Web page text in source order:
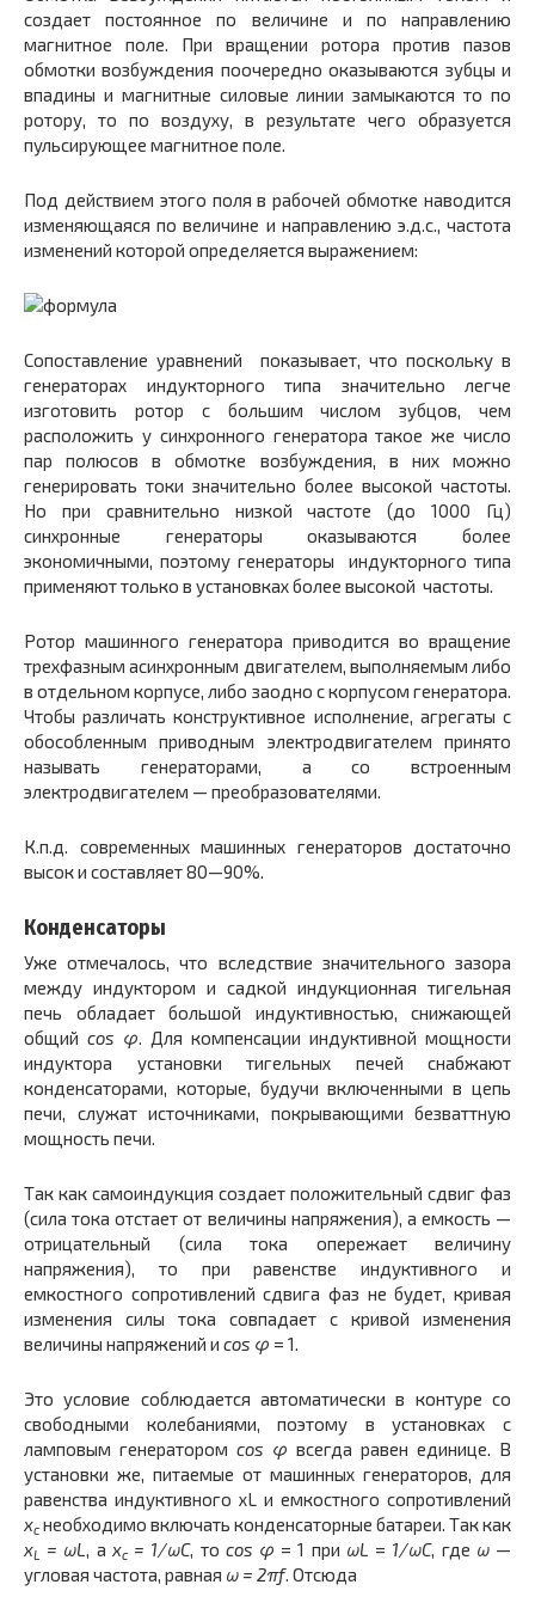
создает постоянное по величине и по направлению
магнитное поле. При вращении ротора против пазов
обмотки возбуждения поочередно оказываются зубцы и
впадины и магнитные силовые линии замыкаются то по
ротору, то по воздуху, в результате чего образуется
пульсирующее магнитное поле.
Под действием этого поля в рабочей обмотке наводится
изменяющаяся по величине и направлению э.д.с., частота
изменений которой определяется выражением:
Сопоставление уравнений показывает, что поскольку в
генераторах индукторного типа значительно легче
изготовить ротор с большим числом зубцов, чем
расположить у синхронного генератора такое же число
пар полюсов в обмотке возбуждения, в них можно
генерировать токи значительно более высокой частоты.
Но при сравнительно низкой частоте (до 1000 Гц)
синхронные генераторы оказываются более
экономичными, поэтому генераторы индукторного типа
применяют только в установках более высокой частоты.
Ротор машинного генератора приводится во вращение
трехфазным асинхронным двигателем, выполняемым либо
в отдельном корпусе, либо заодно с корпусом генератора.
Чтобы различать конструктивное исполнение, агрегаты с
обособленным приводным электродвигателем принято
называть генераторами, а со встроенным
электродвигателем — преобразователями.
К.п.д. современных машинных генераторов достаточно
высок и составляет 80—90%.
Конденсаторы
Уже отмечалось, что вследствие значительного зазора
между индуктором и садкой индукционная тигельная
печь обладает большой индуктивностью, снижающей
общий сos φ. Для компенсации индуктивной мощности
индуктора установки тигельных печей снабжают
конденсаторами, которые, будучи включенными в цепь
печи, служат источниками, покрывающими безваттную
мощность печи.
Так как самоиндукция создает положительный сдвиг фаз
(сила тока отстает от величины напряжения), а емкость —
отрицательный (сила тока опережает величину
напряжения), то при равенстве индуктивного и
емкостного сопротивлений сдвига фаз не будет, кривая
изменения силы тока совпадает с кривой изменения
величины напряжений и сos φ = 1.
Это условие соблюдается автоматически в контуре со
свободными колебаниями, поэтому в установках с
ламповым генератором сos φ всегда равен единице. В
установки же, питаемые от машинных генераторов, для
равенства индуктивного xL и емкостного сопротивлений
хс необходимо включать конденсаторные батареи. Так как
xL = ωL, а хс= 1/ωС, то сos φ = 1 при ωL = 1/ωС, где ω—
угловая частота, равная ω = 2πf. Отсюда